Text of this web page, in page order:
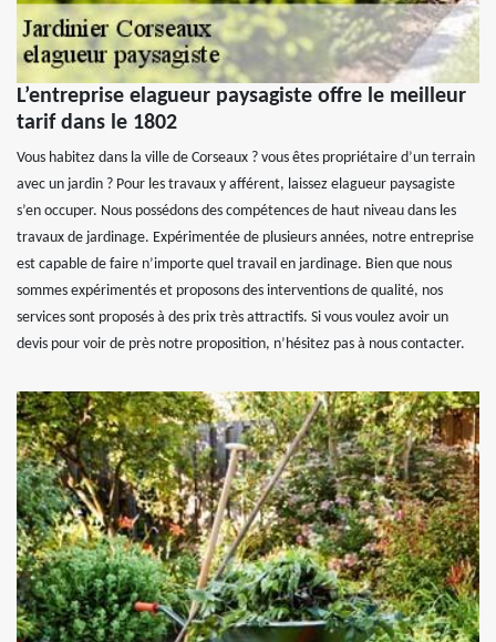
L’entreprise elagueur paysagiste offre le meilleur
tarif dans le 1802
Vous habitez dans la ville de Corseaux ? vous êtes propriétaire d’un terrain
avec un jardin ? Pour les travaux y afférent, laissez elagueur paysagiste
s’en occuper. Nous possédons des compétences de haut niveau dans les
travaux de jardinage. Expérimentée de plusieurs années, notre entreprise
est capable de faire n’importe quel travail en jardinage. Bien que nous
sommes expérimentés et proposons des interventions de qualité, nos
services sont proposés à des prix très attractifs. Si vous voulez avoir un
devis pour voir de près notre proposition, n’hésitez pas à nous contacter.